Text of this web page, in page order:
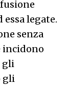
essa legate.
senza
incidono
gli
gli